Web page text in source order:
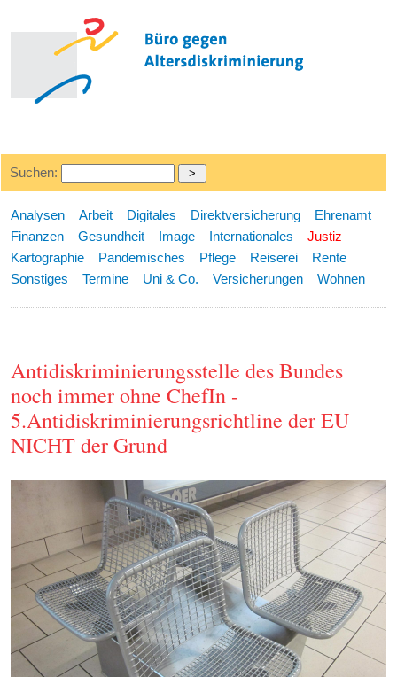
Suchen:
Analysen Arbeit Digitales Direktversicherung
Ehrenamt
Finanzen
Gesundheit Image Internationales
Justiz
Kartographie
Pandemisches Pflege Reiserei
Rente
Sonstiges
Termine Uni & Co. Versicherungen Wohnen
Antidiskriminierungsstelle des Bundes
noch immer ohne ChefIn -
5.Antidiskriminierungsrichtline der EU
NICHT der Grund